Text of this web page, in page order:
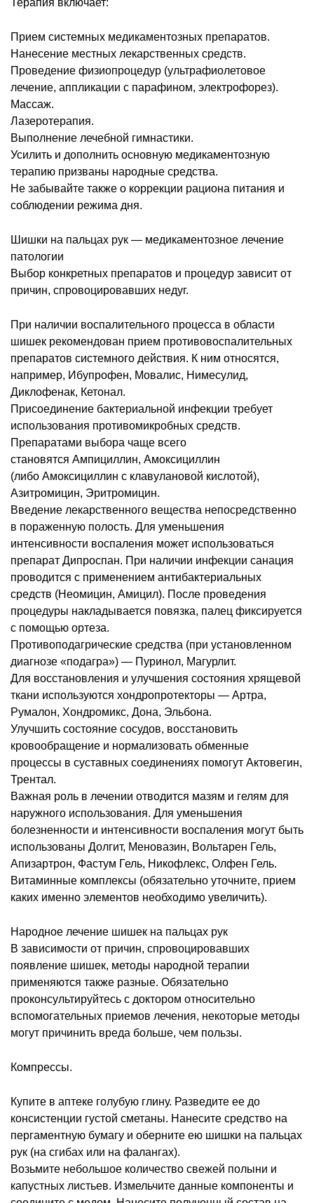
Прием системных медикаментозных препаратов.
Нанесение местных лекарственных средств.
Проведение физиопроцедур (ультрафиолетовое
лечение, аппликации с парафином, электрофорез).
Массаж.
Лазеротерапия.
Выполнение лечебной гимнастики.
Усилить и дополнить основную медикаментозную
терапию призваны народные средства.
Не забывайте также о коррекции рациона питания и
соблюдении режима дня.
Шишки на пальцах рук — медикаментозное лечение
патологии
Выбор конкретных препаратов и процедур зависит от
причин, спровоцировавших недуг.
При наличии воспалительного процесса в области
шишек рекомендован прием противовоспалительных
препаратов системного действия. К ним относятся,
например, Ибупрофен, Мовалис, Нимесулид,
Диклофенак, Кетонал.
Присоединение бактериальной инфекции требует
использования противомикробных средств.
Препаратами выбора чаще всего
становятся Ампициллин, Амоксициллин
(либо Амоксициллин с клавулановой кислотой),
Азитромицин, Эритромицин.
Введение лекарственного вещества непосредственно
в пораженную полость. Для уменьшения
интенсивности воспаления может использоваться
препарат Дипроспан. При наличии инфекции санация
проводится с применением антибактериальных
средств (Неомицин, Амицил). После проведения
процедуры накладывается повязка, палец фиксируется
с помощью ортеза.
Противоподагрические средства (при установленном
диагнозе «подагра») — Пуринол, Магурлит.
Для восстановления и улучшения состояния хрящевой
ткани используются хондропротекторы — Артра,
Румалон, Хондромикс, Дона, Эльбона.
Улучшить состояние сосудов, восстановить
кровообращение и нормализовать обменные
процессы в суставных соединениях помогут Актовегин,
Трентал.
Важная роль в лечении отводится мазям и гелям для
наружного использования. Для уменьшения
болезненности и интенсивности воспаления могут быть
использованы Долгит, Меновазин, Вольтарен Гель,
Апизартрон, Фастум Гель, Никофлекс, Олфен Гель.
Витаминные комплексы (обязательно уточните, прием
каких именно элементов необходимо увеличить).
Народное лечение шишек на пальцах рук
В зависимости от причин, спровоцировавших
появление шишек, методы народной терапии
применяются также разные. Обязательно
проконсультируйтесь с доктором относительно
вспомогательных приемов лечения, некоторые методы
могут причинить вреда больше, чем пользы.
Компрессы.
Купите в аптеке голубую глину. Разведите ее до
консистенции густой сметаны. Нанесите средство на
пергаментную бумагу и оберните ею шишки на пальцах
рук (на сгибах или на фалангах).
Возьмите небольшое количество свежей полыни и
капустных листьев. Измельчите данные компоненты и